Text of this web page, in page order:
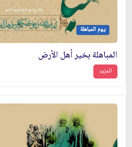
يوم المباهلة
المباهلة بخير أهل الأرض
المزيد